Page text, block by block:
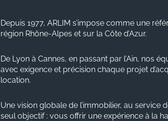
Depuis 1977, ARLIM s’impose comme une
région Rhône-Alpes et sur la Côte d’Azur.
De Lyon à Cannes, en passant par l’Ain, nos
avec exigence et précision chaque projet
location.
Une vision globale de l’immobilier, au service
seul objectif : vous offrir une expérience à la